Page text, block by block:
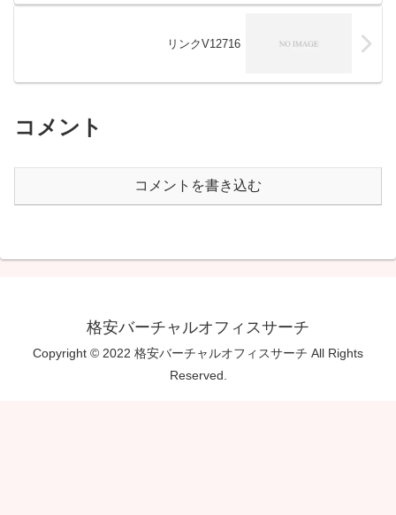
リンクV12716
コメント
コメントを書き込む
格安バーチャルオフィスサーチ
Copyright © 2022 格安バーチャルオフィスサーチ All Rights
Reserved.